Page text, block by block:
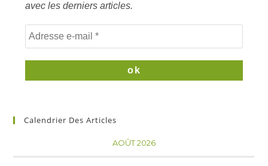
avec les derniers articles.
Calendrier Des Articles
AOÛT 2026